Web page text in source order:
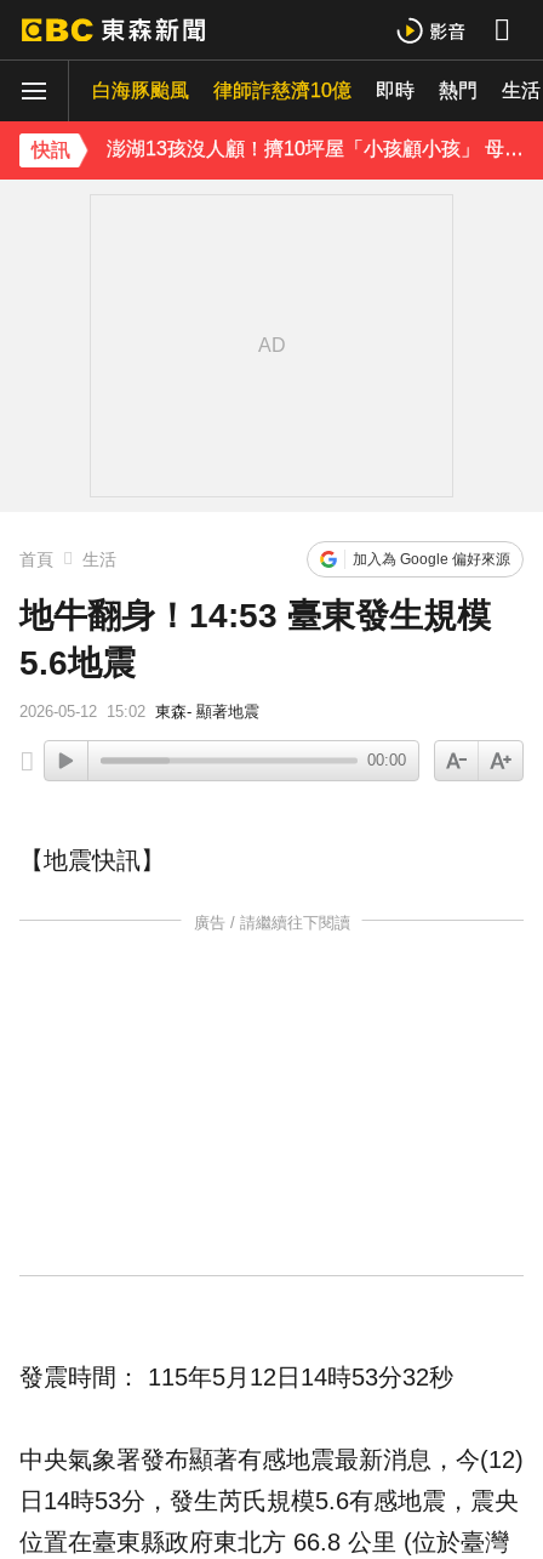
白海豚颱風 律師詐慈濟10億 即時 熱門 生活
快訊
才準備出家！昔泰國男團成員溺斃 背包藏20公斤重物
澎湖13孩沒人顧！擠10坪屋「小孩顧小孩」 母離家帶走補助金
首頁 生活 加入為 Google 偏好來源
地牛翻身！14:53 臺東發生規模
5.6地震
2026-05-12 15:02 東森- 顯著地震
00:00
【地震快訊】
廣告 / 請繼續往下閱讀
發震時間： 115年5月12日14時53分32秒
中央氣象署發布顯著有感地震最新消息，今(12)
日14時53分，發生芮氏規模5.6有感地震，震央
位置在臺東縣政府東北方 66.8 公里 (位於臺灣